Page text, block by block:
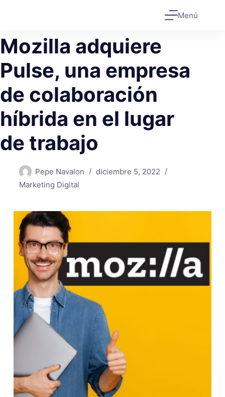
Menú
Mozilla adquiere
Pulse, una empresa
de colaboración
híbrida en el lugar
de trabajo
Pepe Navalon
diciembre 5, 2022
Marketing Digital